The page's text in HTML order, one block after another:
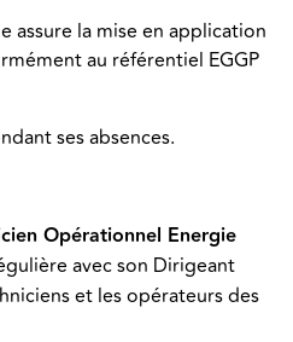
assure la mise en application
au référentiel EGGP
ses absences.
Opérationnel Energie
avec son Dirigeant
et les opérateurs des